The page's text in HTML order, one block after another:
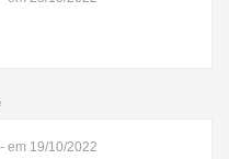
- em 19/10/2022